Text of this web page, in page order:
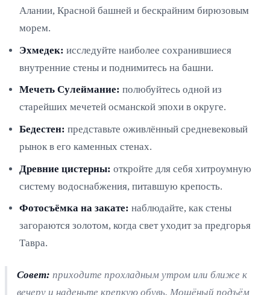
Алании, Красной башней и бескрайним бирюзовым
морем.
Эхмедек: исследуйте наиболее сохранившиеся
внутренние стены и поднимитесь на башни.
Мечеть Сулеймание: полюбуйтесь одной из
старейших мечетей османской эпохи в округе.
Бедестен: представьте оживлённый средневековый
рынок в его каменных стенах.
Древние цистерны: откройте для себя хитроумную
систему водоснабжения, питавшую крепость.
Фотосъёмка на закате: наблюдайте, как стены
загораются золотом, когда свет уходит за предгорья
Тавра.
Совет: приходите прохладным утром или ближе к
вечеру и наденьте крепкую обувь. Мощёный подъём